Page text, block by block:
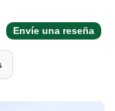
Envíe una reseña